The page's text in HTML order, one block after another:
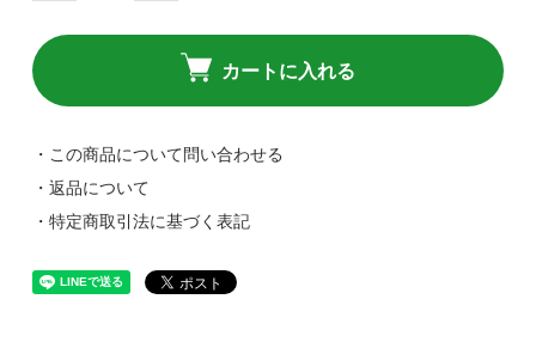
カートに入れる
・この商品について問い合わせる
・返品について
・特定商取引法に基づく表記